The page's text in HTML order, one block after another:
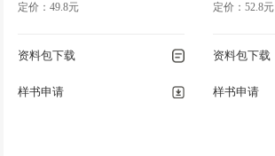
定价：49.8元
资料包下载
样书申请
定价：52.8元
资料包下载
样书申请